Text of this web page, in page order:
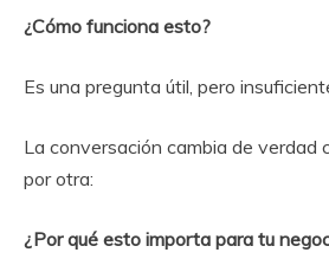
¿Cómo funciona esto?
Es una pregunta útil, pero
La conversación cambia de verdad
por otra:
¿Por qué esto importa para tu